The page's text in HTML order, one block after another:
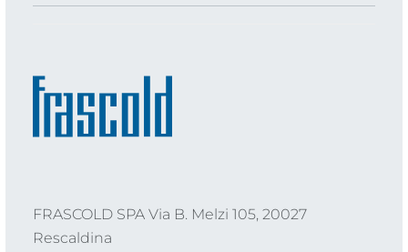
FRASCOLD SPA Via B. Melzi 105, 20027
Rescaldina